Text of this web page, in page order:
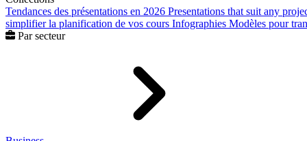
Tendances des présentations en 2026 Presentations that suit any
simplifier la planification de vos cours Infographies Modèles pour
Par secteur